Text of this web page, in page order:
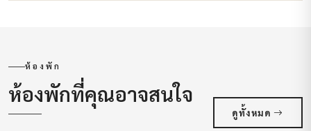
ห้องพัก
ห้องพักที่คุณอาจสนใจ
ดูทั้งหมด